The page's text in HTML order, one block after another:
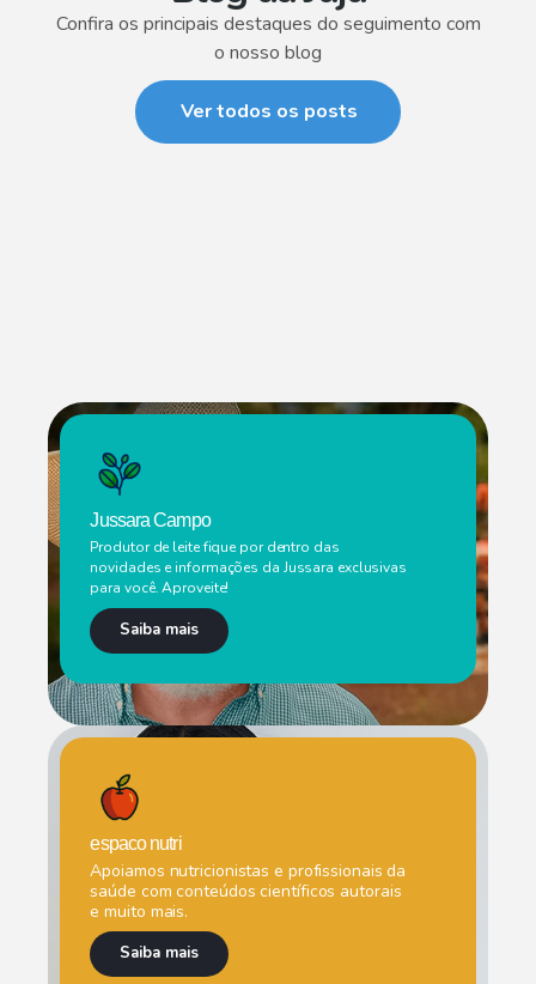
Confira os principais destaques do seguimento com
o nosso blog
Ver todos os posts
Jussara Campo
Produtor de leite fique por dentro das
novidades e informações da Jussara exclusivas
para você. Aproveite!
Saiba mais
espaco nutri
Apoiamos nutricionistas e profissionais da
saúde com conteúdos científicos autorais
e muito mais.
Saiba mais